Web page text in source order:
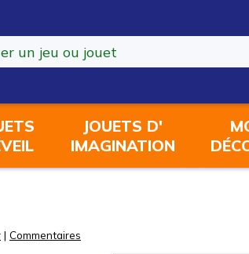
JOUETS D'
IMAGINATION
| Commentaires